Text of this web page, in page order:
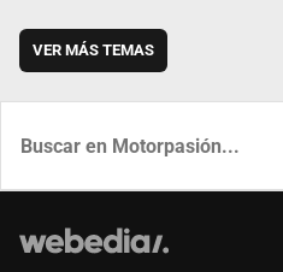
VER MÁS TEMAS